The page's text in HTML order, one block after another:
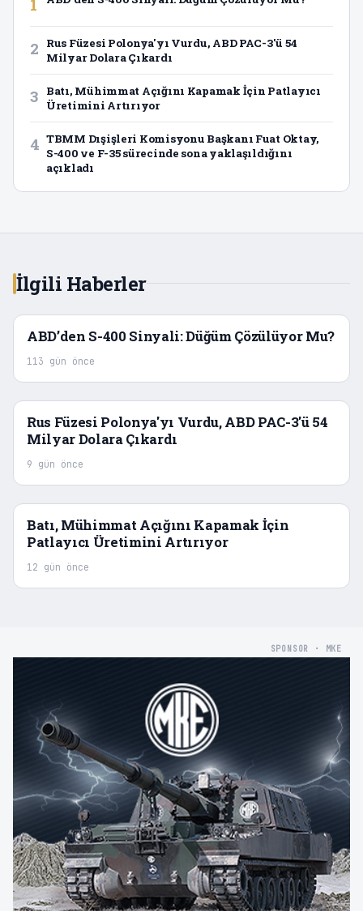
1
2
Rus Füzesi Polonya'yı Vurdu, ABD PAC-3'ü 54
Milyar Dolara Çıkardı
3
Batı, Mühimmat Açığını Kapamak İçin Patlayıcı
Üretimini Artırıyor
4 TBMM Dışişleri Komisyonu Başkanı Fuat Oktay,
S-400 ve F-35 sürecinde sona yaklaşıldığını
açıkladı
İlgili Haberler
ABD’den S-400 Sinyali: Düğüm Çözülüyor Mu?
113 gün önce
Rus Füzesi Polonya'yı Vurdu, ABD PAC-3'ü 54
Milyar Dolara Çıkardı
9 gün önce
Batı, Mühimmat Açığını Kapamak İçin
Patlayıcı Üretimini Artırıyor
12 gün önce
SPONSOR · MKE